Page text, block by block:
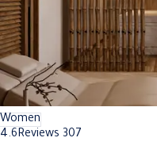
Women
4.6Reviews 307